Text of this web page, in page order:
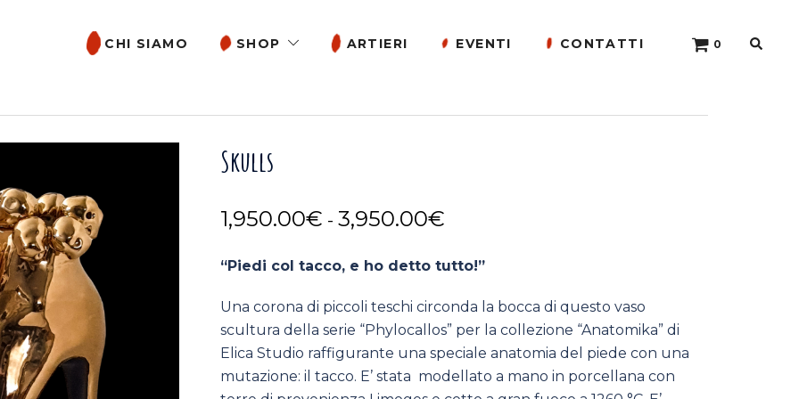
CHI SIAMO SHOP ARTIERI EVENTI CONTATTI 0 ELEMENTI
Cerca
Skulls
1,950.00€ - 3,950.00€Fascia
prezzo:
da
1,950.00€
a
3,950.00€
“Piedi col tacco, e ho detto tutto!”
Una corona di piccoli teschi circonda la bocca di questo vaso
scultura della serie “Phylocallos” per la collezione “Anatomika” di
Elica Studio raffigurante una speciale anatomia del piede con una
mutazione: il tacco. E’ stata modellato a mano in porcellana con